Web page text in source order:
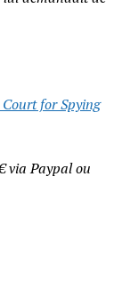
for Spying
via Paypal ou